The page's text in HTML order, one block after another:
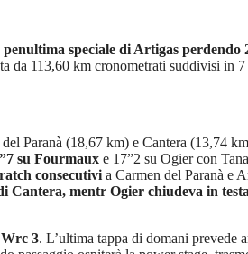
speciale di Artigas perdendo
da 113,60 km cronometrati suddivisi in
Paranà (18,67 km) e Cantera (13,74
su Fourmaux e 17”2 su Ogier con
consecutivi a Carmen del Paranà e
mentr Ogier chiudeva in
3. L’ultima tappa di domani prevede